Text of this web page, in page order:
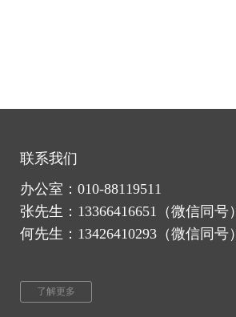
了解更多
办公室：010-88119511
张先生： 13366416651 （微信同号）
何先生：13426410293（微信同号）
联系我们